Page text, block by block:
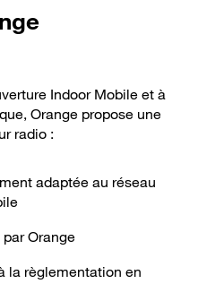
Indoor Mobile et à
Orange propose une
radio :
adaptée au réseau
Orange
la règlementation en